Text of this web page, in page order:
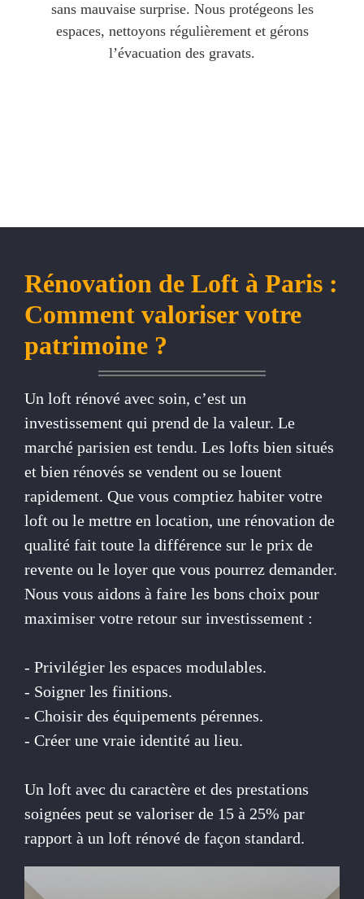
sans mauvaise surprise. Nous protégeons les
espaces, nettoyons régulièrement et gérons
l’évacuation des gravats.
Rénovation de Loft à Paris :
Comment valoriser votre
patrimoine ?
Un loft rénové avec soin, c’est un
investissement qui prend de la valeur. Le
marché parisien est tendu. Les lofts bien situés
et bien rénovés se vendent ou se louent
rapidement. Que vous comptiez habiter votre
loft ou le mettre en location, une rénovation de
qualité fait toute la différence sur le prix de
revente ou le loyer que vous pourrez demander.
Nous vous aidons à faire les bons choix pour
maximiser votre retour sur investissement :
- Privilégier les espaces modulables.
- Soigner les finitions.
- Choisir des équipements pérennes.
- Créer une vraie identité au lieu.
Un loft avec du caractère et des prestations
soignées peut se valoriser de 15 à 25% par
rapport à un loft rénové de façon standard.